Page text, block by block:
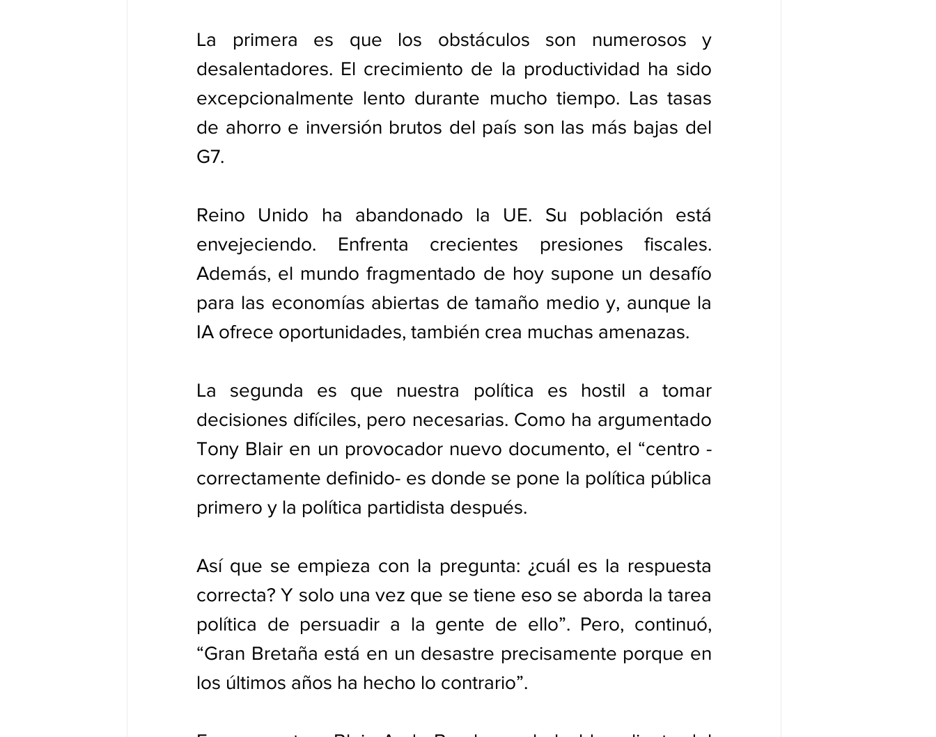
La primera es que los obstáculos son numerosos y
desalentadores. El crecimiento de la productividad ha sido
excepcionalmente lento durante mucho tiempo. Las tasas
de ahorro e inversión brutos del país son las más bajas del
G7.
Reino Unido ha abandonado la UE. Su población está
envejeciendo. Enfrenta crecientes presiones fiscales.
Además, el mundo fragmentado de hoy supone un desafío
para las economías abiertas de tamaño medio y, aunque la
IA ofrece oportunidades, también crea muchas amenazas.
La segunda es que nuestra política es hostil a tomar
decisiones difíciles, pero necesarias. Como ha argumentado
Tony Blair en un provocador nuevo documento, el “centro -
correctamente definido- es donde se pone la política pública
primero y la política partidista después.
Así que se empieza con la pregunta: ¿cuál es la respuesta
correcta? Y solo una vez que se tiene eso se aborda la tarea
política de persuadir a la gente de ello”. Pero, continuó,
“Gran Bretaña está en un desastre precisamente porque en
los últimos años ha hecho lo contrario”.